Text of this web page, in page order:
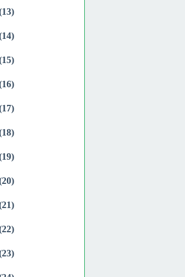
(13)
(14)
(15)
(16)
(17)
(18)
(19)
(20)
(21)
(22)
(23)